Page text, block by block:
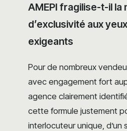
AMEPI fragilise-t-il la
d’exclusivité aux
exigeants
Pour de nombreux
avec engagement fort
agence clairement
cette formule justement
interlocuteur unique, d’un